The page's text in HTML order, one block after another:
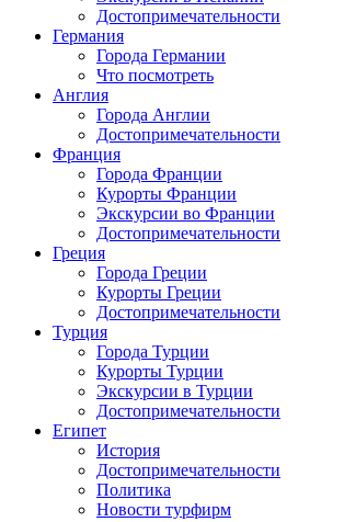
Достопримечательности
Германия
Города Германии
Что посмотреть
Англия
Города Англии
Достопримечательности
Франция
Города Франции
Курорты Франции
Экскурсии во Франции
Достопримечательности
Греция
Города Греции
Курорты Греции
Достопримечательности
Турция
Города Турции
Курорты Турции
Экскурсии в Турции
Достопримечательности
Египет
История
Достопримечательности
Политика
Новости турфирм